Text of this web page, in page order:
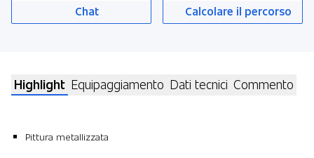
Chat Calcolare il percorso
Highlight Equipaggiamento Dati tecnici Commento
Pittura metallizzata